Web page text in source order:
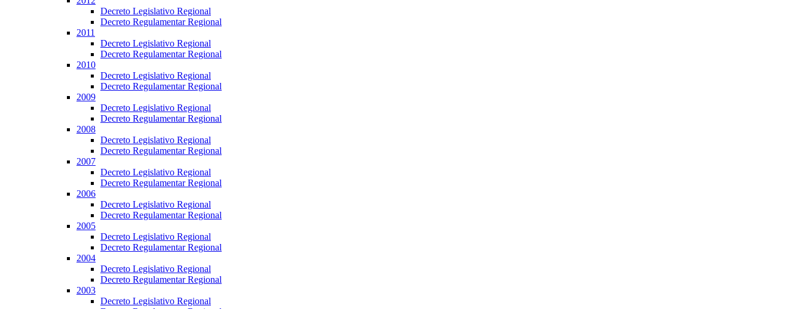
Decreto Legislativo Regional
Decreto Regulamentar Regional
2011
Decreto Legislativo Regional
Decreto Regulamentar Regional
2010
Decreto Legislativo Regional
Decreto Regulamentar Regional
2009
Decreto Legislativo Regional
Decreto Regulamentar Regional
2008
Decreto Legislativo Regional
Decreto Regulamentar Regional
2007
Decreto Legislativo Regional
Decreto Regulamentar Regional
2006
Decreto Legislativo Regional
Decreto Regulamentar Regional
2005
Decreto Legislativo Regional
Decreto Regulamentar Regional
2004
Decreto Legislativo Regional
Decreto Regulamentar Regional
2003
Decreto Legislativo Regional